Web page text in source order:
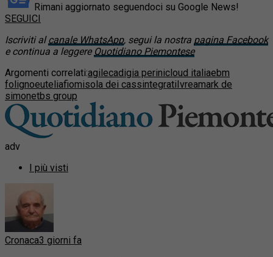
Rimani aggiornato seguendoci su Google News!
SEGUICI
Iscriviti alcanale WhatsApp, segui la nostra pagina Facebook
e continua a leggere Quotidiano Piemontese
Argomenti correlati:agilecadigia perinicloud italiaebm
folignoeuteliafiomisola dei cassintegratiIvreamark de
simonetbs group
adv
I più visti
Cronaca3 giorni fa